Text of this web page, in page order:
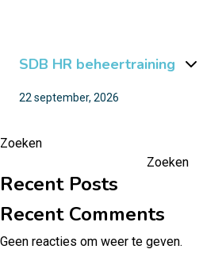
SDB HR beheertraining
22 september, 2026
Zoeken
Zoeken
Recent Posts
Recent Comments
Geen reacties om weer te geven.